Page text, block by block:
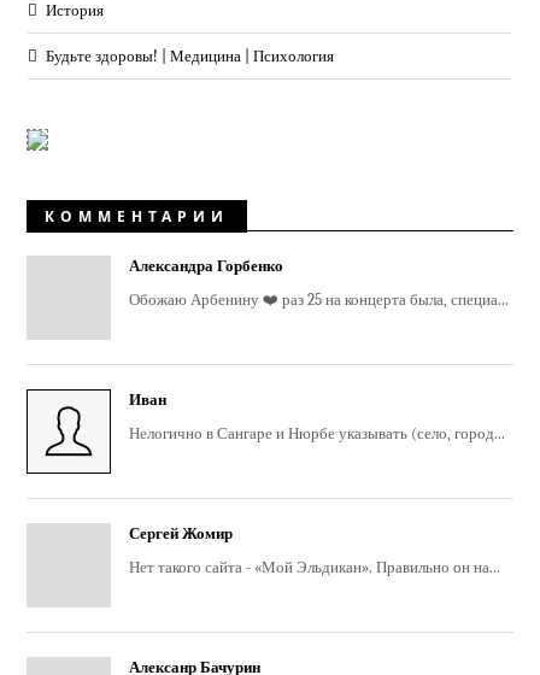
История
Будьте здоровы! | Медицина | Психология
КОММЕНТАРИИ
Александра Горбенко
Обожаю Арбенину ❤️ раз 25 на концерта была, специа...
Иван
Нелогично в Сангаре и Нюрбе указывать (село, город...
Сергей Жомир
Нет такого сайта - «Мой Эльдикан». Правильно он на...
Алексанр Бачурин